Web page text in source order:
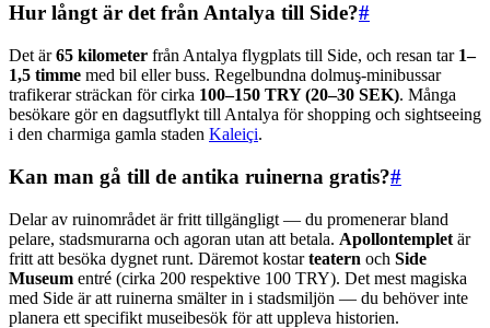
Hur långt är det från Antalya till Side?#
Det är65 kilometer från Antalya flygplats till Side, och resan tar 1–
1,5 timme med bil eller buss. Regelbundna dolmuş-minibussar
trafikerar sträckan för cirka 100–150 TRY (20–30 SEK). Många
besökare gör en dagsutflykt till Antalya för shopping och sightseeing
i den charmiga gamla staden Kaleiçi.
Kan man gå till de antika ruinerna gratis?#
Delar av ruinområdet är fritt tillgängligt — du promenerar bland
pelare, stadsmurarna och agoran utan att betala. Apollontemplet är
fritt att besöka dygnet runt. Däremot kostarteatern och Side
Museum entré (cirka 200 respektive 100 TRY). Det mest magiska
med Side är att ruinerna smälter in i stadsmiljön — du behöver inte
planera ett specifikt museibesök för att uppleva historien.